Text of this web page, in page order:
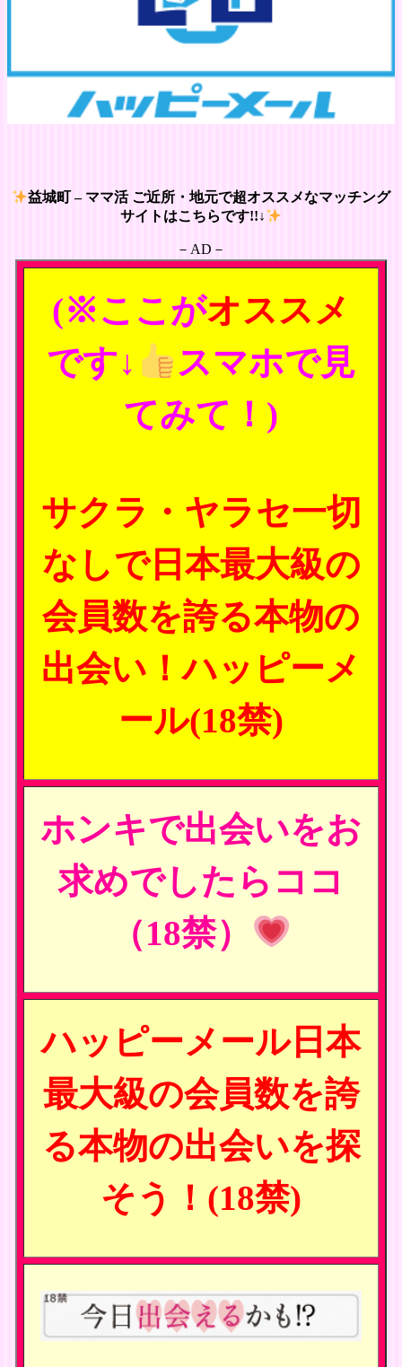
益城町 – ママ活 ご近所・地元で超オススメなマッチング
サイトはこちらです!!↓
－AD－
(※ここがオススメ
です↓
スマホで見
てみて！)
サクラ・ヤラセ一切
なしで日本最大級の
会員数を誇る本物の
出会い！ハッピーメ
ール(18禁)
ホンキで出会いをお
求めでしたらココ
（18禁）
ハッピーメール日本
最大級の会員数を誇
る本物の出会いを探
そう！(18禁)